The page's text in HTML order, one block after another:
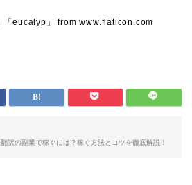
eucalyp」 from www.flaticon.com
訳の副業で稼ぐには？稼ぐ方法とコツを徹底解説！